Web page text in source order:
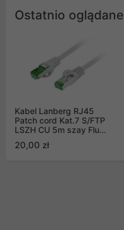
Ostatnio oglądane
Kabel Lanberg RJ45
Patch cord Kat.7 S/FTP
LSZH CU 5m szay Fluke
0500-S)
20,00 zł